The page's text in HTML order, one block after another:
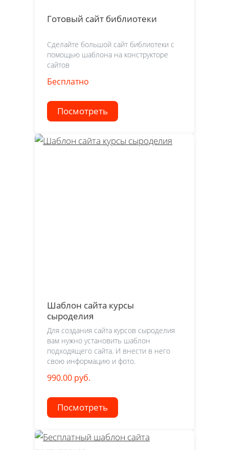
Готовый сайт библиотеки
Сделайте большой сайт библиотеки с
помощью шаблона на конструкторе
сайтов
Бесплатно
Посмотреть
Шаблон сайта курсы
сыроделия
Для создания сайта курсов сыроделия
вам нужно установить шаблон
подходящего сайта. И внести в него
свою информацию и фото.
990.00 руб.
Посмотреть